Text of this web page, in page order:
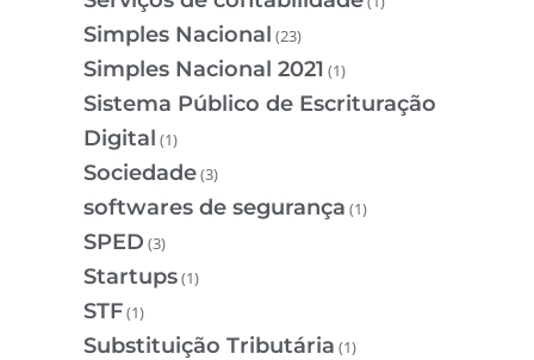
Simples Nacional (23)
Simples Nacional 2021 (1)
Sistema Público de Escrituração
Digital (1)
Sociedade(3)
softwares de segurança (1)
SPED (3)
Startups(1)
STF(1)
Substituição Tributária (1)